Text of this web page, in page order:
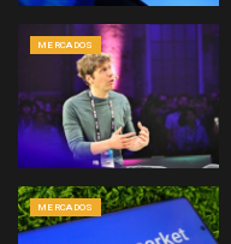
MERCADOS
MERCADOS